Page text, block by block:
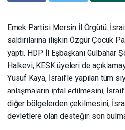
Emek Partisi Mersin İl Örgütü,
saldırılarına ilişkin Özgür Çocuk
yaptı. HDP İl Eşbaşkanı Gülbahar
Halkevi, KESK üyeleri de
Yusuf Kaya, İsrail’le yapılan tüm
anlaşmaların iptal edilmesini,
diğer bölgelerden çekilmesini,
devletlere olan desteğin son